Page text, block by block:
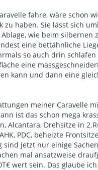
fahre, wäre schon
zu haben. Sie lässt sich
wie beim silbernen
eine bettähnliche
so auch drin schlafen
eine
kann und dann eine
meiner Caravelle
ist das schon mega
Alcantara, Drehsitze in
PDC, beheizte
sind jetzt nur einige
mal ansatzweise
wert sein. Das glaube